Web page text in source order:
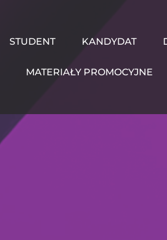
STUDENT KANDYDAT
MATERIAŁY PROMOCYJNE